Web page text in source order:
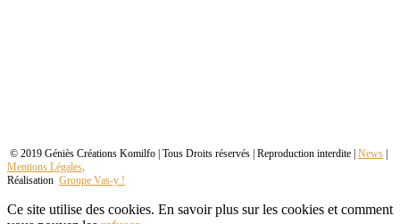
© 2019 Géniès Créations Komilfo | Tous Droits réservés | Reproduction interdite | News
Mentions Légales.
Réalisation Groupe Vas-y !
Ce site utilise des cookies. En savoir plus sur les cookies et comment